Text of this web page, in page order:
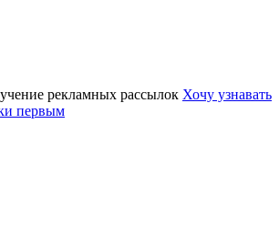
рекламных рассылок Хочу узнавать
первым